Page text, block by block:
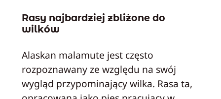
Rasy najbardziej zbliżone do
wilków
Alaskan malamute jest często
rozpoznawany ze względu na swój
wygląd przypominający wilka. Rasa ta,